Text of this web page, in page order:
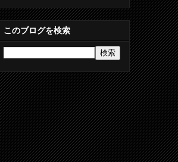
このブログを検索